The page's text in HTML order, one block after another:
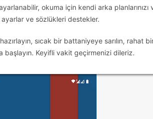
okuma için kendi arka planlarınızı
ayarlar ve sözlükleri destekler.
sıcak bir battaniyeye sarılın, rahat
başlayın. Keyifli vakit geçirmenizi dileriz.